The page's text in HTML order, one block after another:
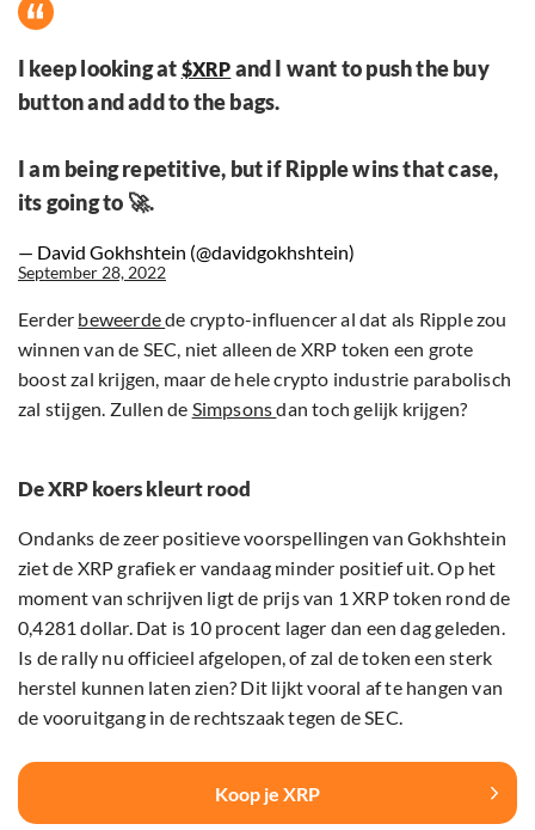
I keep looking at $XRP and I want to push the buy
button and add to the bags.
I am being repetitive, but if Ripple wins that case,
its going to 🚀.
— David Gokhshtein (@davidgokhshtein)
September 28, 2022
Eerder beweerdede crypto-influencer al dat als Ripple zou
winnen van de SEC, niet alleen de XRP token een grote
boost zal krijgen, maar de hele crypto industrie parabolisch
zal stijgen. Zullen de Simpsonsdan toch gelijk krijgen?
De XRP koers kleurt rood
Ondanks de zeer positieve voorspellingen van Gokhshtein
ziet de XRP grafiek er vandaag minder positief uit. Op het
moment van schrijven ligt de prijs van 1 XRP token rond de
0,4281 dollar. Dat is 10 procent lager dan een dag geleden.
Is de rally nu officieel afgelopen, of zal de token een sterk
herstel kunnen laten zien? Dit lijkt vooral af te hangen van
de vooruitgang in de rechtszaak tegen de SEC.
Koop je XRP